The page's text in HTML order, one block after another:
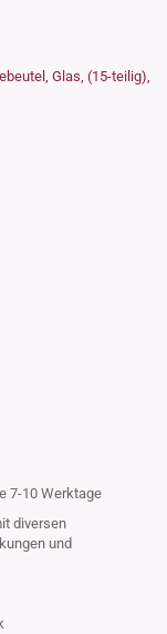
7-10 Werktage
diversen
und